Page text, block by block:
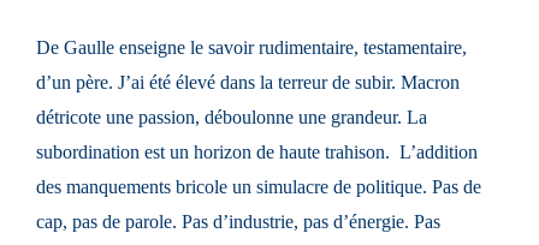
De Gaulle enseigne le savoir rudimentaire, testamentaire,
d’un père. J’ai été élevé dans la terreur de subir. Macron
détricote une passion, déboulonne une grandeur. La
subordination est un horizon de haute trahison. L’addition
des manquements bricole un simulacre de politique. Pas de
cap, pas de parole. Pas d’industrie, pas d’énergie. Pas